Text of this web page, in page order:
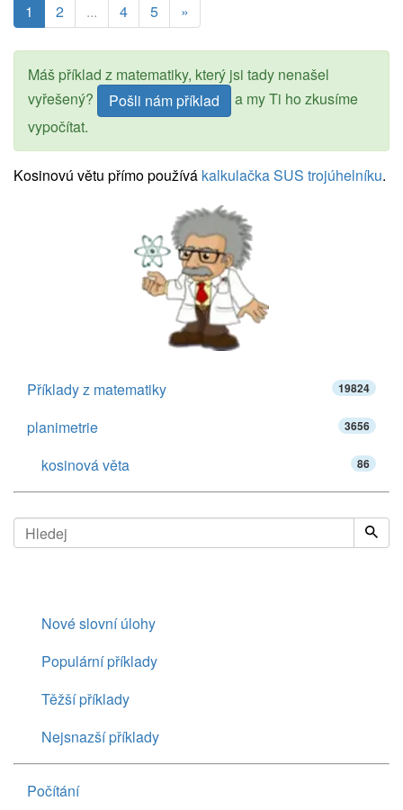
1 2 ... 4 5 »
Máš příklad z matematiky, který jsi tady nenašel
vyřešený?
Pošli nám příklad
a my Ti ho zkusíme
vypočítat.
Kosinovú větu přímo používá kalkulačka SUS trojúhelníku.
Příklady z matematiky 19824
planimetrie 3656
kosinová věta 86
Nové slovní úlohy
Populární příklady
Těžší příklady
Nejsnazší příklady
Počítání